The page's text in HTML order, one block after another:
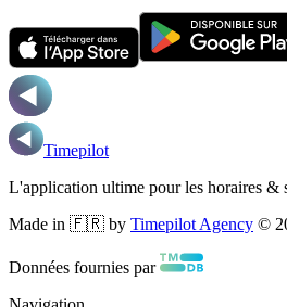
Timepilot
L'application ultime pour les horaires &
Made in 🇫🇷 by Timepilot Agency ©
Données fournies par